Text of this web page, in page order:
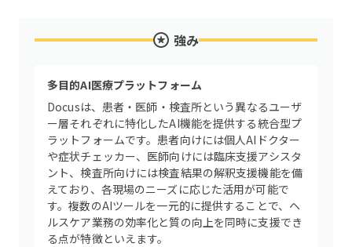
強み
多目的AI医療プラットフォーム
Docusは、患者・医師・検査所という異なるユーザ
ー層それぞれに特化したAI機能を提供する統合型プ
ラットフォームです。患者向けには個人AIドクター
や症状チェッカー、医師向けには臨床支援アシスタ
ント、検査所向けには検査結果の解釈支援機能を備
えており、各現場のニーズに応じた活用が可能で
す。複数のAIツールを一元的に提供することで、ヘ
ルスケア業務の効率化と質の向上を同時に支援でき
る点が特徴といえます。